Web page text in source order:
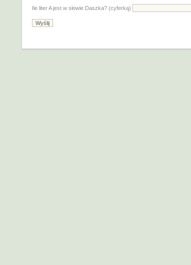
Ile liter A jest w słowie Daszka? (cyferką)